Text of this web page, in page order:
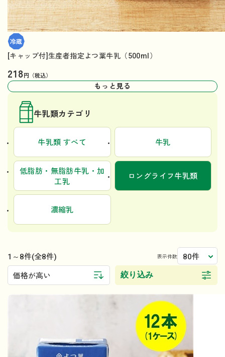
[キャップ付]生産者指定よつ葉牛乳（500ml）
218円（税込）
もっと見る
牛乳類カテゴリ
牛乳類 すべて 牛乳
低脂肪・無脂肪牛乳・加
工乳
ロングライフ牛乳類
濃縮乳
1～8件(全8件) 表示件数 80件
価格が高い 絞り込み